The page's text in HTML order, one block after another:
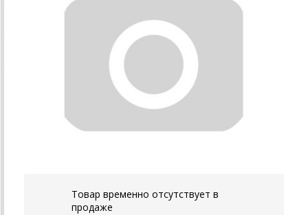
Товар временно отсутствует в
продаже